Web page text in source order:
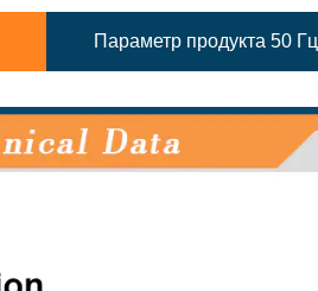
Параметр продукта 50 Гц